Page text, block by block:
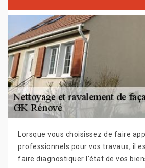
Lorsque vous choisissez de faire
professionnels pour vos travaux, il
faire diagnostiquer l'état de vos